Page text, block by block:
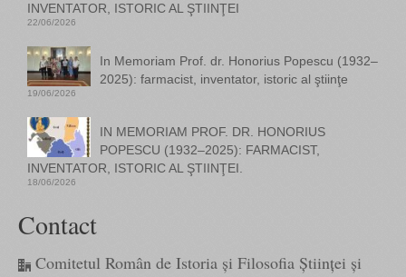
INVENTATOR, ISTORIC AL ŞTIINŢEI
22/06/2026
In Memoriam Prof. dr. Honorius Popescu (1932–
2025): farmacist, inventator, istoric al ştiinţe
19/06/2026
IN MEMORIAM PROF. DR. HONORIUS
POPESCU (1932–2025): FARMACIST,
INVENTATOR, ISTORIC AL ŞTIINŢEI.
18/06/2026
Contact
Comitetul Român de Istoria și Filosofia Științei și